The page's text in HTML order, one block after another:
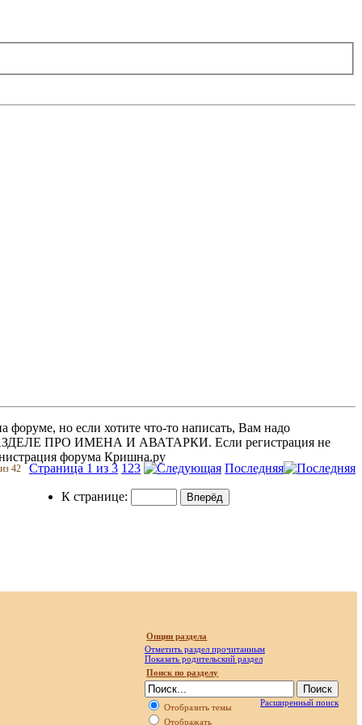
но если хотите что-то написать, Вам надо
РАЗДЕЛЕ ПРО ИМЕНА И АВАТАРКИ. Если регистрация не
форума Кришна.ру
Страница 1 из 3 1 23 Последняя
К странице:
42
Опции раздела
Отметить раздел прочитанным
Показать родительский раздел
Поиск по разделу
Отобразить темы
Отображать
Расширенный поиск